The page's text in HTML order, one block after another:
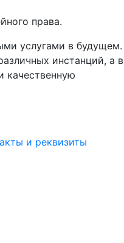
права.
услугами в будущем.
инстанций, а в
качественную
и реквизиты